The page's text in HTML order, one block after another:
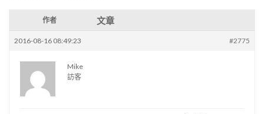
作者 文章
2016-08-16 08:49:23 #2775
Mike
訪客